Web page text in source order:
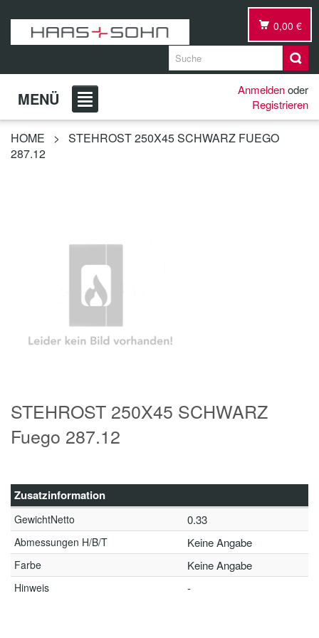
0,00 €
MENÜ Anmeldenoder
Registrieren
HOME >
STEHROST 250X45 SCHWARZ FUEGO
287.12
STEHROST 250X45 SCHWARZ
Fuego 287.12
Zusatzinformation
GewichtNetto 0.33
Abmessungen H/B/T Keine Angabe
Farbe Keine Angabe
Hinweis -